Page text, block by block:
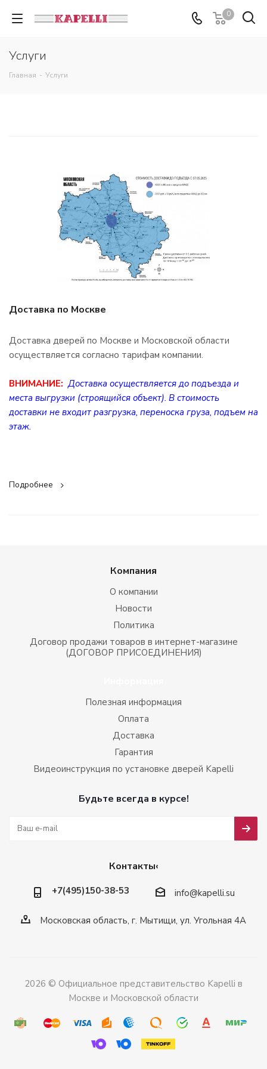
0
Услуги
Главная - Услуги
Доставка по Москве
Доставка дверей по Москве и Московской области
осуществляется согласно тарифам компании.
ВНИМАНИЕ: Доставка осуществляется до подъезда и
места выгрузки (строящийся объект). В стоимость
доставки не входит разгрузка, переноска груза, подъем на
этаж.
Подробнее
Компания
О компании
Новости
Политика
Договор продажи товаров в интернет-магазине
(ДОГОВОР ПРИСОЕДИНЕНИЯ)
Полезная информация
Оплата
Доставка
Гарантия
Видеоинструкция по установке дверей Kapelli
Будьте всегда в курсе!
Контакты‹
+7(495)150-38-53 info@kapelli.su
Московская область, г. Мытищи, ул. Угольная 4А
2026 © Официальное представительство Kapelli в
Москве и Московской области